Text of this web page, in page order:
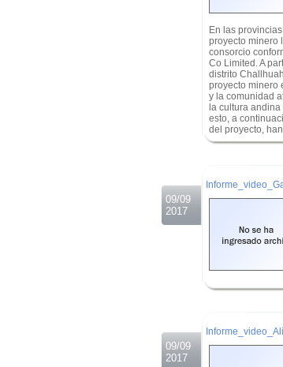
En las
proyecto minero
consorcio
Co Limited. A
distrito
proyecto minero
y la comunidad
la cultura
esto, a
del proyecto,
09/09
2017
09/09
2017